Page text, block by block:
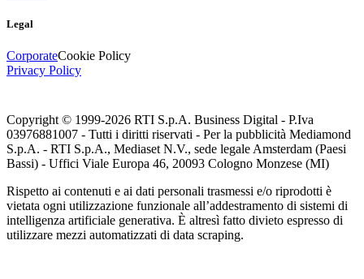
Legal
CorporateCookie Policy
Privacy Policy
Copyright © 1999-2026 RTI S.p.A. Business Digital - P.Iva
03976881007 - Tutti i diritti riservati - Per la pubblicità Mediamond
S.p.A. - RTI S.p.A., Mediaset N.V., sede legale Amsterdam (Paesi
Bassi) - Uffici Viale Europa 46, 20093 Cologno Monzese (MI)
Rispetto ai contenuti e ai dati personali trasmessi e/o riprodotti è
vietata ogni utilizzazione funzionale all’addestramento di sistemi di
intelligenza artificiale generativa. È altresì fatto divieto espresso di
utilizzare mezzi automatizzati di data scraping.